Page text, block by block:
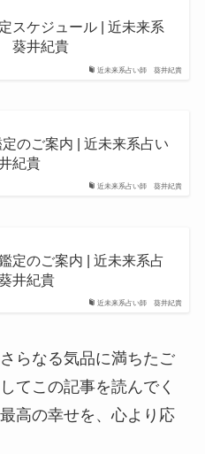
近未来系占い師 葵井紀貴
スケジュール | 近未来系
葵井紀貴
近未来系占い師 葵井紀貴
のご案内 | 近未来系占い
紀貴
近未来系占い師 葵井紀貴
定のご案内 | 近未来系占
井紀貴
らなる気品に満ちたご
てこの記事を読んでく
高の幸せを、心より応